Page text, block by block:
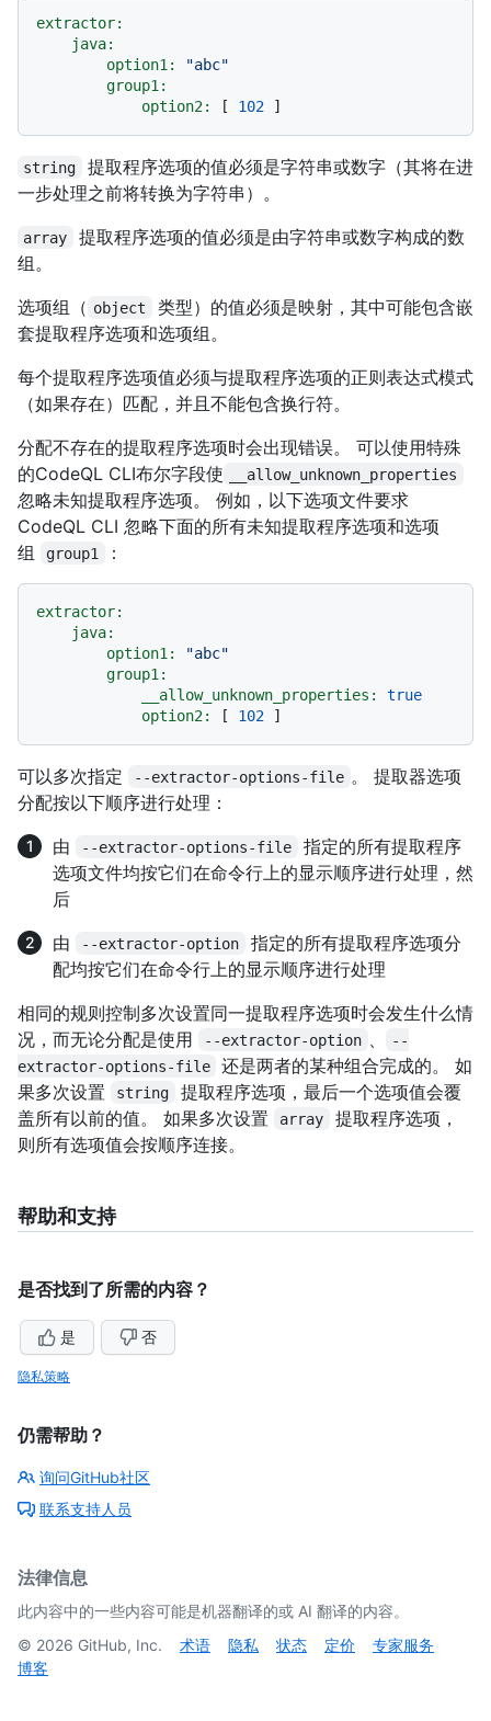
extractor:
java:
option1:
"abc"
group1:
option2:
[ 102
string
提取程序选项的值必须是字符串或数字（其将在进
一步处理之前将转换为字符串）。
array
提取程序选项的值必须是由字符串或数字构成的数
组。
选项组（ object
类型）的值必须是映射，其中可能包含嵌
套提取程序选项和选项组。
每个提取程序选项值必须与提取程序选项的正则表达式模式
（如果存在）匹配，并且不能包含换行符。
分配不存在的提取程序选项时会出现错误。 可以使用特殊
的CodeQL CLI布尔字段使
__allow_unknown_properties
忽略未知提取程序选项。 例如，以下选项文件要求
CodeQL CLI 忽略下面的所有未知提取程序选项和选项
组
group1 ：
extractor:
java:
option1:
"abc"
group1:
__allow_unknown_properties:
true
option2:
[ 102
可以多次指定 --extractor-options-file 。 提取器选项
分配按以下顺序进行处理：
由
--extractor-options-file
指定的所有提取程序
选项文件均按它们在命令行上的显示顺序进行处理，然
后
由
--extractor-option
指定的所有提取程序选项分
配均按它们在命令行上的显示顺序进行处理
相同的规则控制多次设置同一提取程序选项时会发生什么情
况，而无论分配是使用
--extractor-option
--
extractor-options-file
还是两者的某种组合完成的。 如
果多次设置
string
提取程序选项，最后一个选项值会覆
盖所有以前的值。 如果多次设置
array
提取程序选项，
则所有选项值会按顺序连接。
帮助和支持
是否找到了所需的内容？
是 否
隐私策略
仍需帮助？
询问GitHub社区
联系支持人员
法律信息
此内容中的一些内容可能是机器翻译的或 AI 翻译的内容。
© 2026 GitHub, Inc. 术语 隐私 状态 定价
专家服务
博客